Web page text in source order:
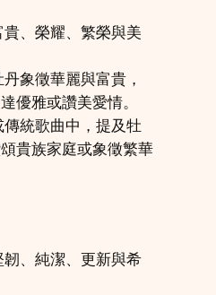
貴、榮耀、繁榮與美
丹象徵華麗與富貴，
優雅或讚美愛情。
傳統歌曲中，提及牡
貴族家庭或象徵繁華
韌、純潔、更新與希